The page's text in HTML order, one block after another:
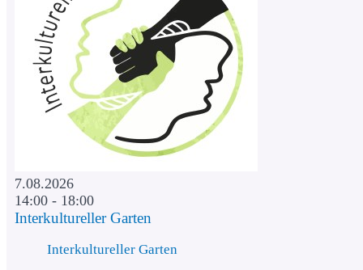
7.08.2026
14:00 - 18:00
Interkultureller Garten
Interkultureller Garten